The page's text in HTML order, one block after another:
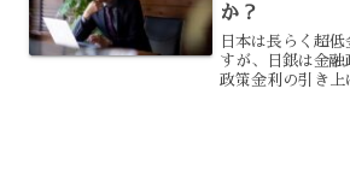
か？
日本は長らく超
すが、日銀は金融
政策金利の引き